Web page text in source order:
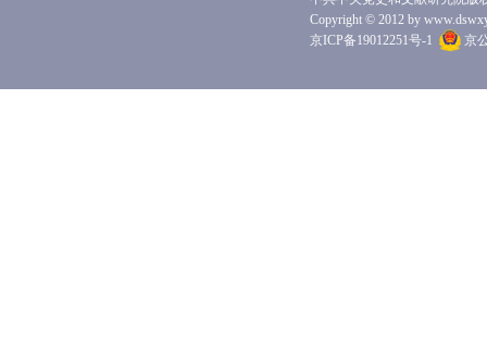
Copyright © 2012 by
京ICP备19012251号-1
京